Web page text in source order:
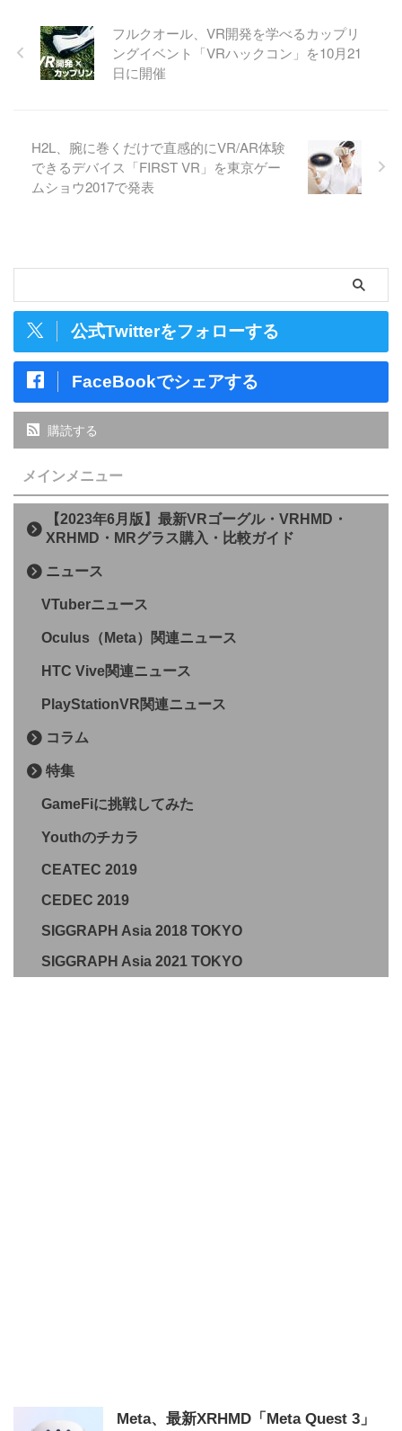
フルクオール、VR開発を学べるカップリ
ングイベント「VRハックコン」を10月21
日に開催
H2L、腕に巻くだけで直感的にVR/AR体験
できるデバイス「FIRST VR」を東京ゲー
ムショウ2017で発表
公式Twitterをフォローする
FaceBookでシェアする
購読する
メインメニュー
【2023年6月版】最新VRゴーグル・VRHMD・
XRHMD・MRグラス購入・比較ガイド
ニュース
VTuberニュース
Oculus（Meta）関連ニュース
HTC Vive関連ニュース
PlayStationVR関連ニュース
コラム
特集
GameFiに挑戦してみた
Youthのチカラ
CEATEC 2019
CEDEC 2019
SIGGRAPH Asia 2018 TOKYO
SIGGRAPH Asia 2021 TOKYO
Meta、最新XRHMD「Meta Quest 3」